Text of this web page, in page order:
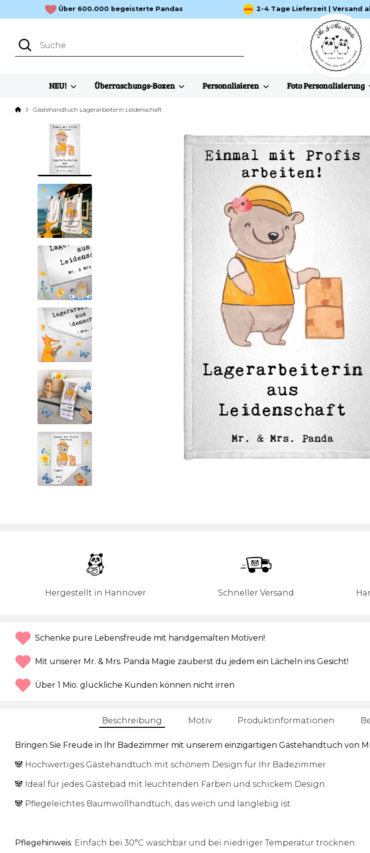
zum
Über 600.000 begeisterte Pandas 2-4 Tage Lieferzeit | Versand
Suchen
Suche
NEU! Überraschungs-Boxen Personalisieren Foto Personalisierung
Gästehandtuch Lagerarbeiterin Leidenschaft
Hergestellt in Hannover Schneller Versand
Schenke pure Lebensfreude mit handgemalten Motiven!
Mit unserer Mr. & Mrs. Panda Magie zauberst du jedem ein Lächeln ins Gesicht!
Über 1 Mio. glückliche Kunden können nicht irren
Beschreibung Motiv Produktinformationen
Bringen Sie Freude in Ihr Badezimmer mit unserem einzigartigen Gästehandtuch von
🐼 Hochwertiges Gästehandtuch mit schönem Design für Ihr Badezimmer.
🐼 Ideal für jedes Gästebad mit leuchtenden Farben und schickem Design.
🐼 Pflegeleichtes Baumwollhandtuch, das weich und langlebig ist.
Pflegehinweis: Einfach bei 30°C waschbar und bei niedriger Temperatur trocknen.